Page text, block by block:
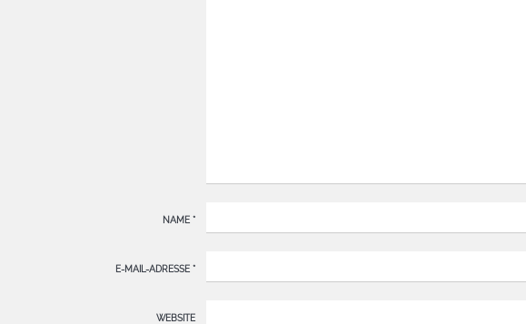
NAME *
E-MAIL-ADRESSE *
WEBSITE